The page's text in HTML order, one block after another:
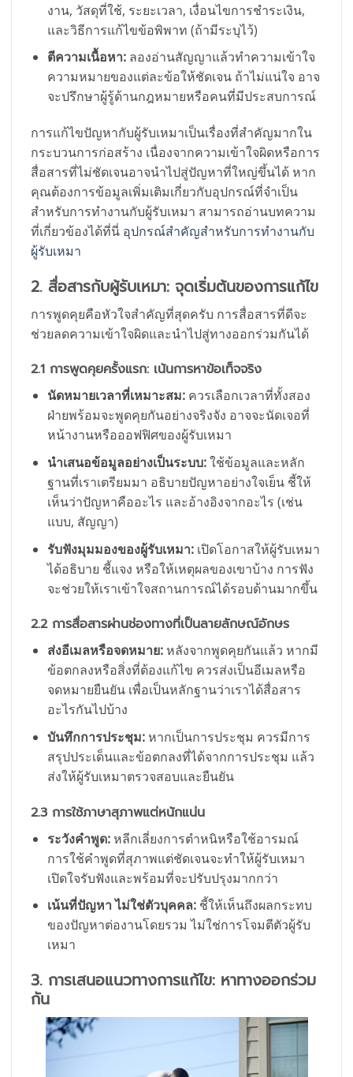
งาน, วัสดุที่ใช้, ระยะเวลา, เงื่อนไขการชำระเงิน,
และวิธีการแก้ไขข้อพิพาท (ถ้ามีระบุไว้)
ตีความเนื้อหา:ลองอ่านสัญญาแล้วทำความเข้าใจ
ความหมายของแต่ละข้อให้ชัดเจน ถ้าไม่แน่ใจ อาจ
จะปรึกษาผู้รู้ด้านกฎหมายหรือคนที่มีประสบการณ์
การแก้ไขปัญหากับผู้รับเหมาเป็นเรื่องที่สำคัญมากใน
กระบวนการก่อสร้าง เนื่องจากความเข้าใจผิดหรือการ
สื่อสารที่ไม่ชัดเจนอาจนำไปสู่ปัญหาที่ใหญ่ขึ้นได้ หาก
คุณต้องการข้อมูลเพิ่มเติมเกี่ยวกับอุปกรณ์ที่จำเป็น
สำหรับการทำงานกับผู้รับเหมา สามารถอ่านบทความ
ที่เกี่ยวข้องได้ที่นี่ อุปกรณ์สำคัญสำหรับการทำงานกับ
ผู้รับเหมา
2. สื่อสารกับผู้รับเหมา: จุดเริ่มต้นของการแก้ไข
การพูดคุยคือหัวใจสำคัญที่สุดครับ การสื่อสารที่ดีจะ
ช่วยลดความเข้าใจผิดและนำไปสู่ทางออกร่วมกันได้
2.1 การพูดคุยครั้งแรก: เน้นการหาข้อเท็จจริง
นัดหมายเวลาที่เหมาะสม:ควรเลือกเวลาที่ทั้งสอง
ฝ่ายพร้อมจะพูดคุยกันอย่างจริงจัง อาจจะนัดเจอที่
หน้างานหรือออฟฟิศของผู้รับเหมา
นำเสนอข้อมูลอย่างเป็นระบบ:ใช้ข้อมูลและหลัก
ฐานที่เราเตรียมมา อธิบายปัญหาอย่างใจเย็น ชี้ให้
เห็นว่าปัญหาคืออะไร และอ้างอิงจากอะไร (เช่น
แบบ, สัญญา)
รับฟังมุมมองของผู้รับเหมา:เปิดโอกาสให้ผู้รับเหมา
ได้อธิบาย ชี้แจง หรือให้เหตุผลของเขาบ้าง การฟัง
จะช่วยให้เราเข้าใจสถานการณ์ได้รอบด้านมากขึ้น
2.2 การสื่อสารผ่านช่องทางที่เป็นลายลักษณ์อักษร
ส่งอีเมลหรือจดหมาย:หลังจากพูดคุยกันแล้ว หากมี
ข้อตกลงหรือสิ่งที่ต้องแก้ไข ควรส่งเป็นอีเมลหรือ
จดหมายยืนยัน เพื่อเป็นหลักฐานว่าเราได้สื่อสาร
อะไรกันไปบ้าง
บันทึกการประชุม:หากเป็นการประชุม ควรมีการ
สรุปประเด็นและข้อตกลงที่ได้จากการประชุม แล้ว
ส่งให้ผู้รับเหมาตรวจสอบและยืนยัน
2.3 การใช้ภาษาสุภาพแต่หนักแน่น
ระวังคำพูด:หลีกเลี่ยงการตำหนิหรือใช้อารมณ์
การใช้คำพูดที่สุภาพแต่ชัดเจนจะทำให้ผู้รับเหมา
เปิดใจรับฟังและพร้อมที่จะปรับปรุงมากกว่า
เน้นที่ปัญหา ไม่ใช่ตัวบุคคล:ชี้ให้เห็นถึงผลกระทบ
ของปัญหาต่องานโดยรวม ไม่ใช่การโจมตีตัวผู้รับ
เหมา
3. การเสนอแนวทางการแก้ไข: หาทางออกร่วม
กัน